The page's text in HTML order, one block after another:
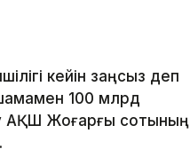
кейін заңсыз деп
100 млрд
АҚШ Жоғарғы сотының
.